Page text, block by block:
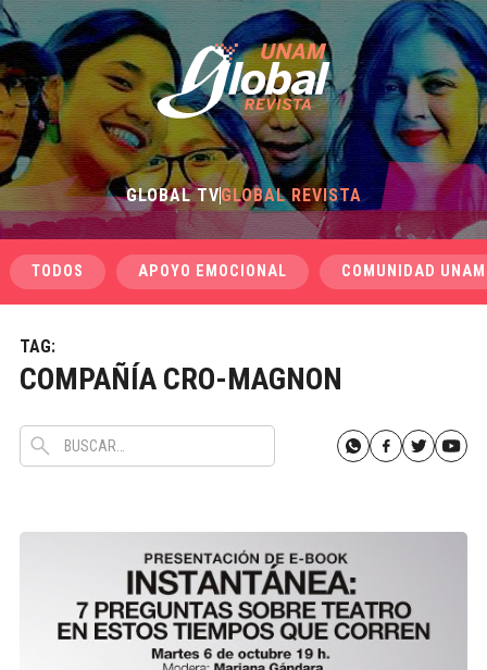
GLOBAL TVGLOBAL REVISTA
TODOS APOYO EMOCIONAL COMUNIDAD UNAM
TAG:
COMPAÑÍA CRO-MAGNON